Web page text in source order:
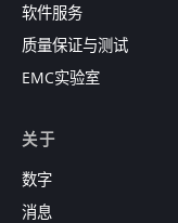
软件服务
质量保证与测试
EMC实验室
关于
数字
消息